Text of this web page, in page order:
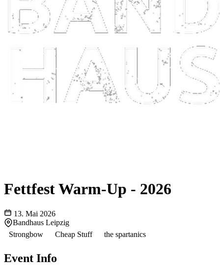
Fettfest Warm-Up - 2026
13. Mai 2026
Bandhaus Leipzig
Strongbow
Cheap Stuff the spartanics
Event Info